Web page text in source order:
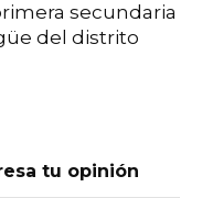
secundaria
del distrito
tu opinión